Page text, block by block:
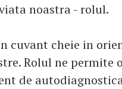
noastra - rolul.
cuvant cheie in
Rolul ne permite
de